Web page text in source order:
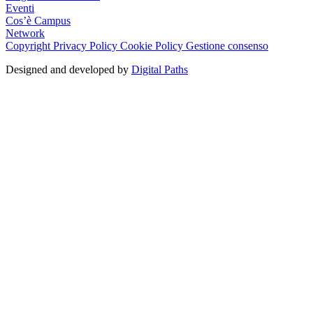
Eventi
Cos’è Campus
Network
Copyright Privacy Policy Cookie Policy Gestione consenso
Designed and developed by Digital Paths